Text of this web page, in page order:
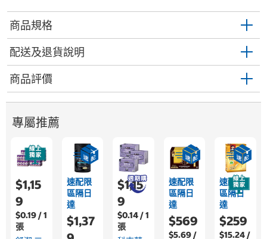
商品規格
配送及退貨說明
商品評價
專屬推薦
$1,15
9
$0.19 / 1
張
速配限
區隔日
達
$1,37
$1,15
9
$0.14 / 1
張
速配限
區隔日
達
$569
$5.69 /
速配限
區隔日
達
$259
$15.24 /